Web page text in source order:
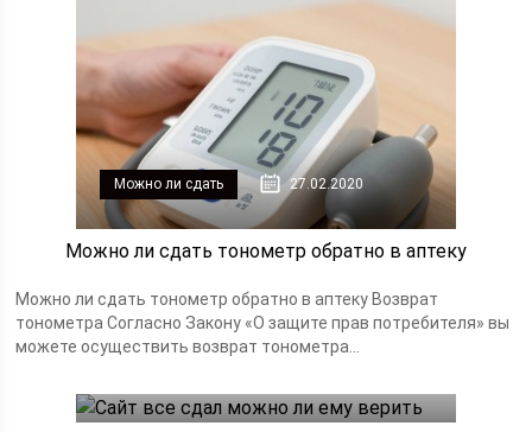
Можно ли сдать 27.02.2020
Можно ли сдать тонометр обратно в аптеку
Можно ли сдать тонометр обратно в аптеку Возврат
тонометра Согласно Закону «О защите прав потребителя» вы
можете осуществить возврат тонометра...